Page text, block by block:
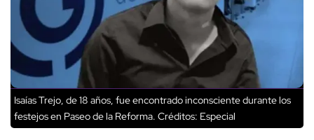
Isaías Trejo, de 18 años, fue encontrado inconsciente durante los
festejos en Paseo de la Reforma. Créditos: Especial